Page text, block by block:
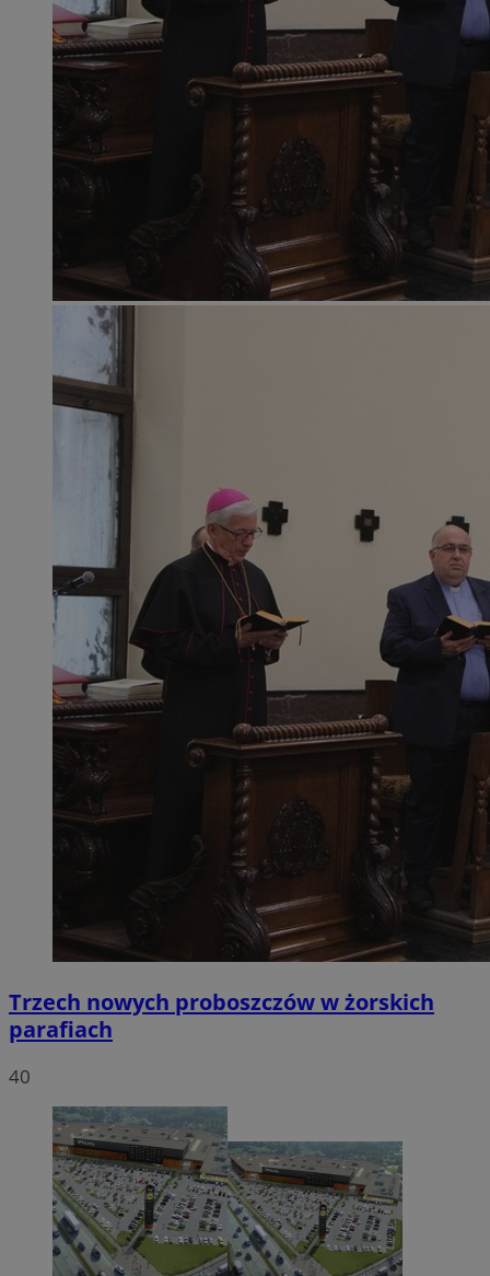
Trzech nowych proboszczów w żorskich
parafiach
40